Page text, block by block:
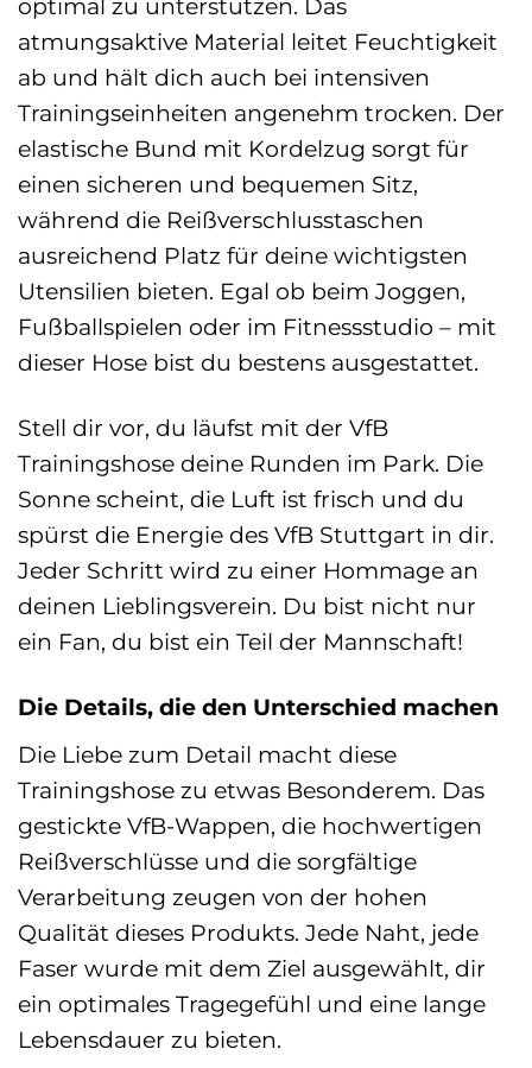
optimal zu unterstützen. Das
atmungsaktive Material leitet Feuchtigkeit
ab und hält dich auch bei intensiven
Trainingseinheiten angenehm trocken. Der
elastische Bund mit Kordelzug sorgt für
einen sicheren und bequemen Sitz,
während die Reißverschlusstaschen
ausreichend Platz für deine wichtigsten
Utensilien bieten. Egal ob beim Joggen,
Fußballspielen oder im Fitnessstudio – mit
dieser Hose bist du bestens ausgestattet.
Stell dir vor, du läufst mit der VfB
Trainingshose deine Runden im Park. Die
Sonne scheint, die Luft ist frisch und du
spürst die Energie des VfB Stuttgart in dir.
Jeder Schritt wird zu einer Hommage an
deinen Lieblingsverein. Du bist nicht nur
ein Fan, du bist ein Teil der Mannschaft!
Die Details, die den Unterschied machen
Die Liebe zum Detail macht diese
Trainingshose zu etwas Besonderem. Das
gestickte VfB-Wappen, die hochwertigen
Reißverschlüsse und die sorgfältige
Verarbeitung zeugen von der hohen
Qualität dieses Produkts. Jede Naht, jede
Faser wurde mit dem Ziel ausgewählt, dir
ein optimales Tragegefühl und eine lange
Lebensdauer zu bieten.